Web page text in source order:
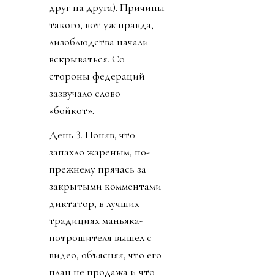
друг на друга). Причины
такого, вот уж правда,
лизоблюдства начали
вскрываться. Со
стороны федераций
зазвучало слово
«бойкот».
День 3. Поняв, что
запахло жареным, по-
прежнему прячась за
закрытыми комментами
диктатор, в лучших
традициях маньяка-
потрошителя вышел с
видео, объясняя, что его
план не продажа и что